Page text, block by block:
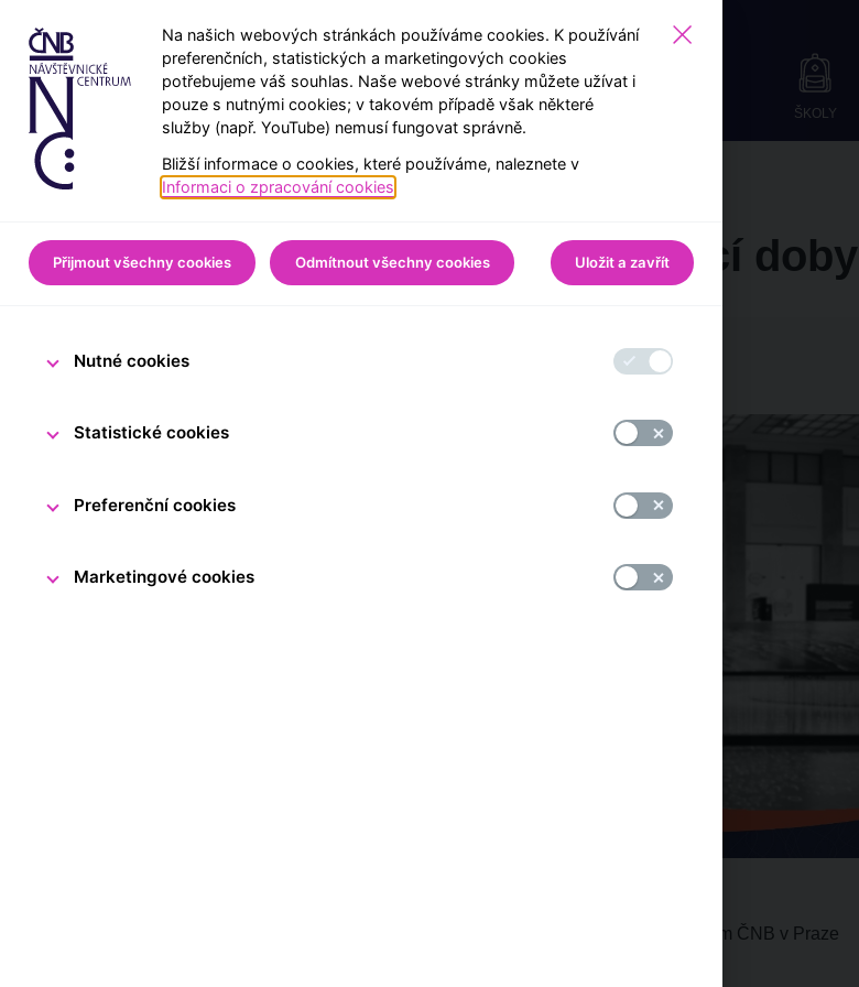
ŠKOLY
Úvod Pro školy
Dočasná změna otevírací doby
zůstane Návštěvnické centrum ČNB v Praze
Na našich webových stránkách používáme cookies. K používání
preferenčních, statistických a marketingových cookies
potřebujeme váš souhlas. Naše webové stránky můžete užívat i
pouze s nutnými cookies; v takovém případě však některé
služby (např. YouTube) nemusí fungovat správně.
Bližší informace o cookies, které používáme, naleznete v
Informaci o zpracování cookies
Přijmout všechny cookies Odmítnout všechny cookies Uložit a zavřít
Nutné cookies
Statistické cookies
Preferenční cookies
Marketingové cookies